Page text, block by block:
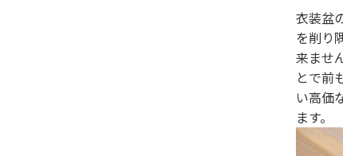
衣装盆
を削り
来ませ
とで前
い高価
ます。